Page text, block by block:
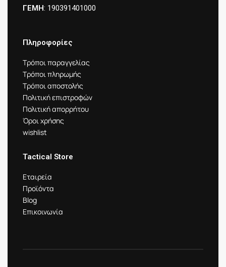
ΓΕΜΗ: 190391401000
Πληροφορίες
Τρόποι παραγγελίας
Τρόποι πληρωμής
Τρόποι αποστολής
Πολιτική επιστροφών
Πολιτική απορρήτου
Όροι χρήσης
wishlist
Tactical Store
Εταιρεία
Προϊόντα
Blog
Επικοινωνία